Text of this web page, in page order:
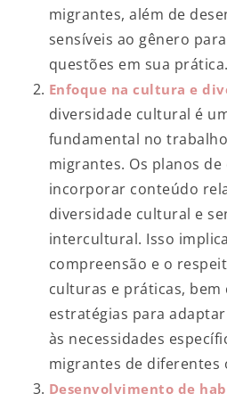
migrantes, além de
sensíveis ao gênero
questões em sua prática.
Enfoque na cultura e
diversidade cultural é
fundamental no
migrantes. Os planos
incorporar conteúdo
diversidade cultural e
intercultural. Isso
compreensão e o
culturas e práticas,
estratégias para
às necessidades
migrantes de diferentes
Desenvolvimento de